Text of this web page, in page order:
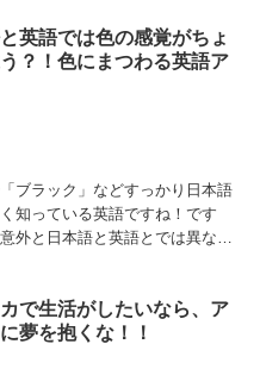
英語では色の感覚がちょ
？！色にまつわる英語ア
ブラック」などすっかり日本語
知っている英語ですね！です
外と日本語と英語とでは異なる
で生活がしたいなら、ア
夢を抱くな！！